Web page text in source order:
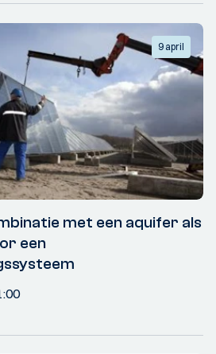
9 april
met een aquifer als
een